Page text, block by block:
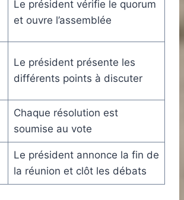
Le président vérifie le quorum
et ouvre l’assemblée
Le président présente les
différents points à discuter
Chaque résolution est
soumise au vote
Le président annonce la fin de
la réunion et clôt les débats